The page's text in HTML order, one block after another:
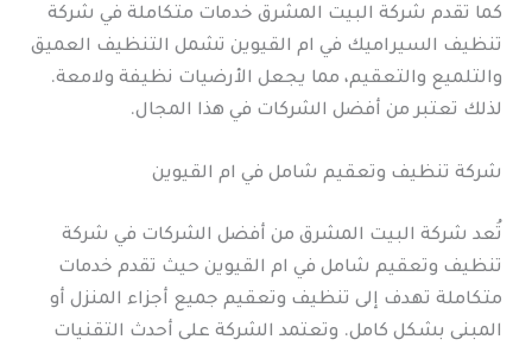
كما تقدم شركة البيت المشرق خدمات متكاملة في شركة
تنظيف السيراميك في ام القيوين تشمل التنظيف العميق
والتلميع والتعقيم، مما يجعل الأرضيات نظيفة ولامعة.
لذلك تعتبر من أفضل الشركات في هذا المجال.
شركة تنظيف وتعقيم شامل في ام القيوين
تُعد شركة البيت المشرق من أفضل الشركات في شركة
تنظيف وتعقيم شامل في ام القيوين حيث تقدم خدمات
متكاملة تهدف إلى تنظيف وتعقيم جميع أجزاء المنزل أو
المبنى بشكل كامل. وتعتمد الشركة على أحدث التقنيات